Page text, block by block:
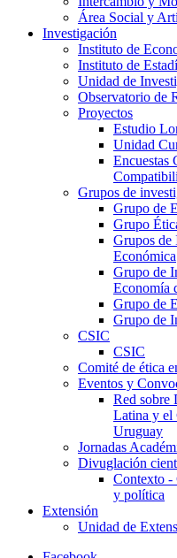
Área Social y
Investigación
Instituto de
Instituto de
Unidad de
Observatorio de
Proyectos
Estudio
Unidad
Encuestas
Grupos de
Grupo de
Grupo
Grupos de
Económica
Grupo de
Economía
Grupo de
Grupo de
CSIC
CSIC
Comité de ética
Eventos y
Red sobre
Latina y
Uruguay
Jornadas
Divuglación
Contexto -
y política
Extensión
Unidad de